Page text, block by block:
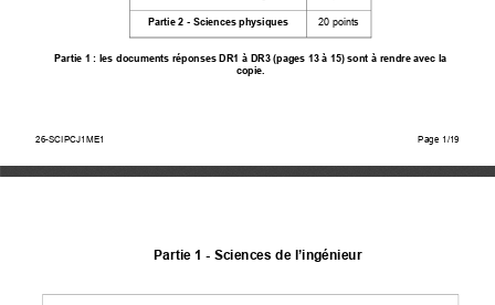
Partie 2 - Sciences physiques 20 points
Partie 1 : les documents réponses DR1 à DR3 (pages 13 à 15) sont à rendre avec la
copie.
26-SCIPCJ1ME1 Page 1/19
Partie 1 - Sciences de l’ingénieur